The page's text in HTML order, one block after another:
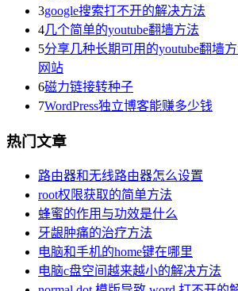
3google搜索打不开的解决方法
4几个简单的youtube翻墙方法
5分享几种长期可用的youtube翻墙
网站
6磁力链接转种子
7WordPress独立博客能赚多少钱
热门文章
路由器和无线路由器怎么设置
root权限获取的简单方法
蜂蜜的作用与功效是什么
牙龈肿痛的治疗方法
电脑和手机的home键在哪里
电脑c盘空间越来越小的解决方法